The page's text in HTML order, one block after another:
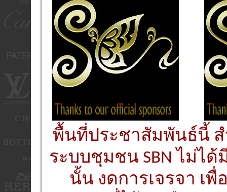
พื้นที่ประชาสัมพันธ์นี้
ระบบชุมชน SBN ไม่ไ
นั้น งดการเจรจา เ